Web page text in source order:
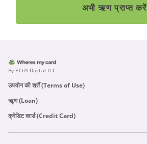
अभी ऋण प्राप्त करें
By ETUS Digital LLC
उपयोग की शर्तें (Terms of Use)
ऋृण (Loan)
क्रेडिट कार्ड (Credit Card)